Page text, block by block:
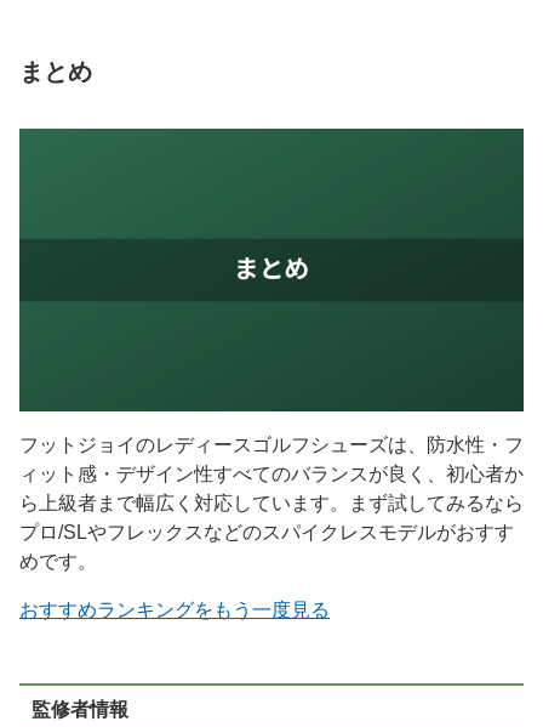
まとめ
フットジョイのレディースゴルフシューズは、防水性・フ
ィット感・デザイン性すべてのバランスが良く、初心者か
ら上級者まで幅広く対応しています。まず試してみるなら
プロ/SLやフレックスなどのスパイクレスモデルがおすす
めです。
おすすめランキングをもう一度見る
監修者情報